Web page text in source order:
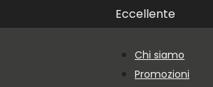
Vai al contenuto principale
Vai al piè di paginaEccellente
Chi siamo
Promozioni